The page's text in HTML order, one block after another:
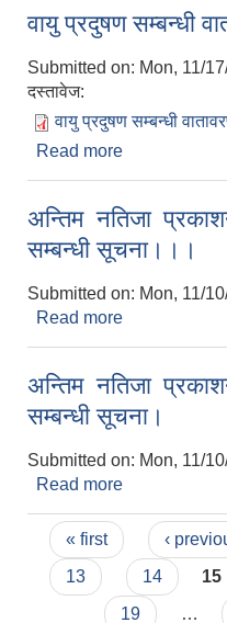
वायु प्रदुषण सम्बन्धी
Submitted on: Mon, 11/
दस्तावेज:
वायु प्रदुषण सम्बन्धी
Read more
अन्तिम नतिजा
सम्बन्धी सूचना।।।
Submitted on: Mon, 11/
Read more
अन्तिम नतिजा
सम्बन्धी सूचना।
Submitted on: Mon, 11/
Read more
Pages
« first ‹
13
14 15
19
…